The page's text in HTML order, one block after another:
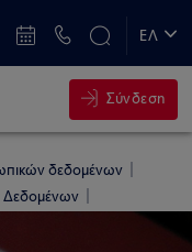
ΕΛ
Σύνδεση
δεδομένων
Δεδομένων